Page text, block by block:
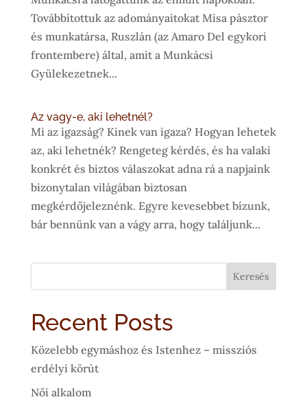
Továbbítottuk az adományaitokat Misa pásztor
és munkatársa, Ruszlán (az Amaro Del egykori
frontembere) által, amit a Munkácsi
Gyülekezetnek...
Az vagy-e, aki lehetnél?
Mi az igazság? Kinek van igaza? Hogyan lehetek
az, aki lehetnék? Rengeteg kérdés, és ha valaki
konkrét és biztos válaszokat adna rá a napjaink
bizonytalan világában biztosan
megkérdőjeleznénk. Egyre kevesebbet bízunk,
bár bennünk van a vágy arra, hogy találjunk...
Keresés
Recent Posts
Közelebb egymáshoz és Istenhez – missziós
erdélyi körút
Női alkalom